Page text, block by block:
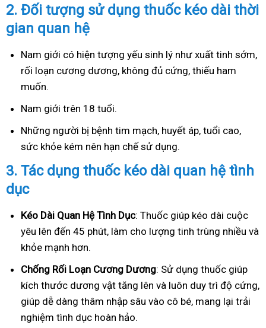
2. Đối tượng sử dụng thuốc kéo dài thời
gian quan hệ
Nam giới có hiện tượng yếu sinh lý như xuất tinh sớm,
rối loạn cương dương, không đủ cứng, thiếu ham
muốn.
Nam giới trên 18 tuổi.
Những người bị bệnh tim mạch, huyết áp, tuổi cao,
sức khỏe kém nên hạn chế sử dụng.
3. Tác dụng thuốc kéo dài quan hệ tình
dục
Kéo Dài Quan Hệ Tình Dục: Thuốc giúp kéo dài cuộc
yêu lên đến 45 phút, làm cho lượng tinh trùng nhiều và
khỏe mạnh hơn.
Chống Rối Loạn Cương Dương: Sử dụng thuốc giúp
kích thước dương vật tăng lên và luôn duy trì độ cứng,
giúp dễ dàng thâm nhập sâu vào cô bé, mang lại trải
nghiệm tình dục hoàn hảo.